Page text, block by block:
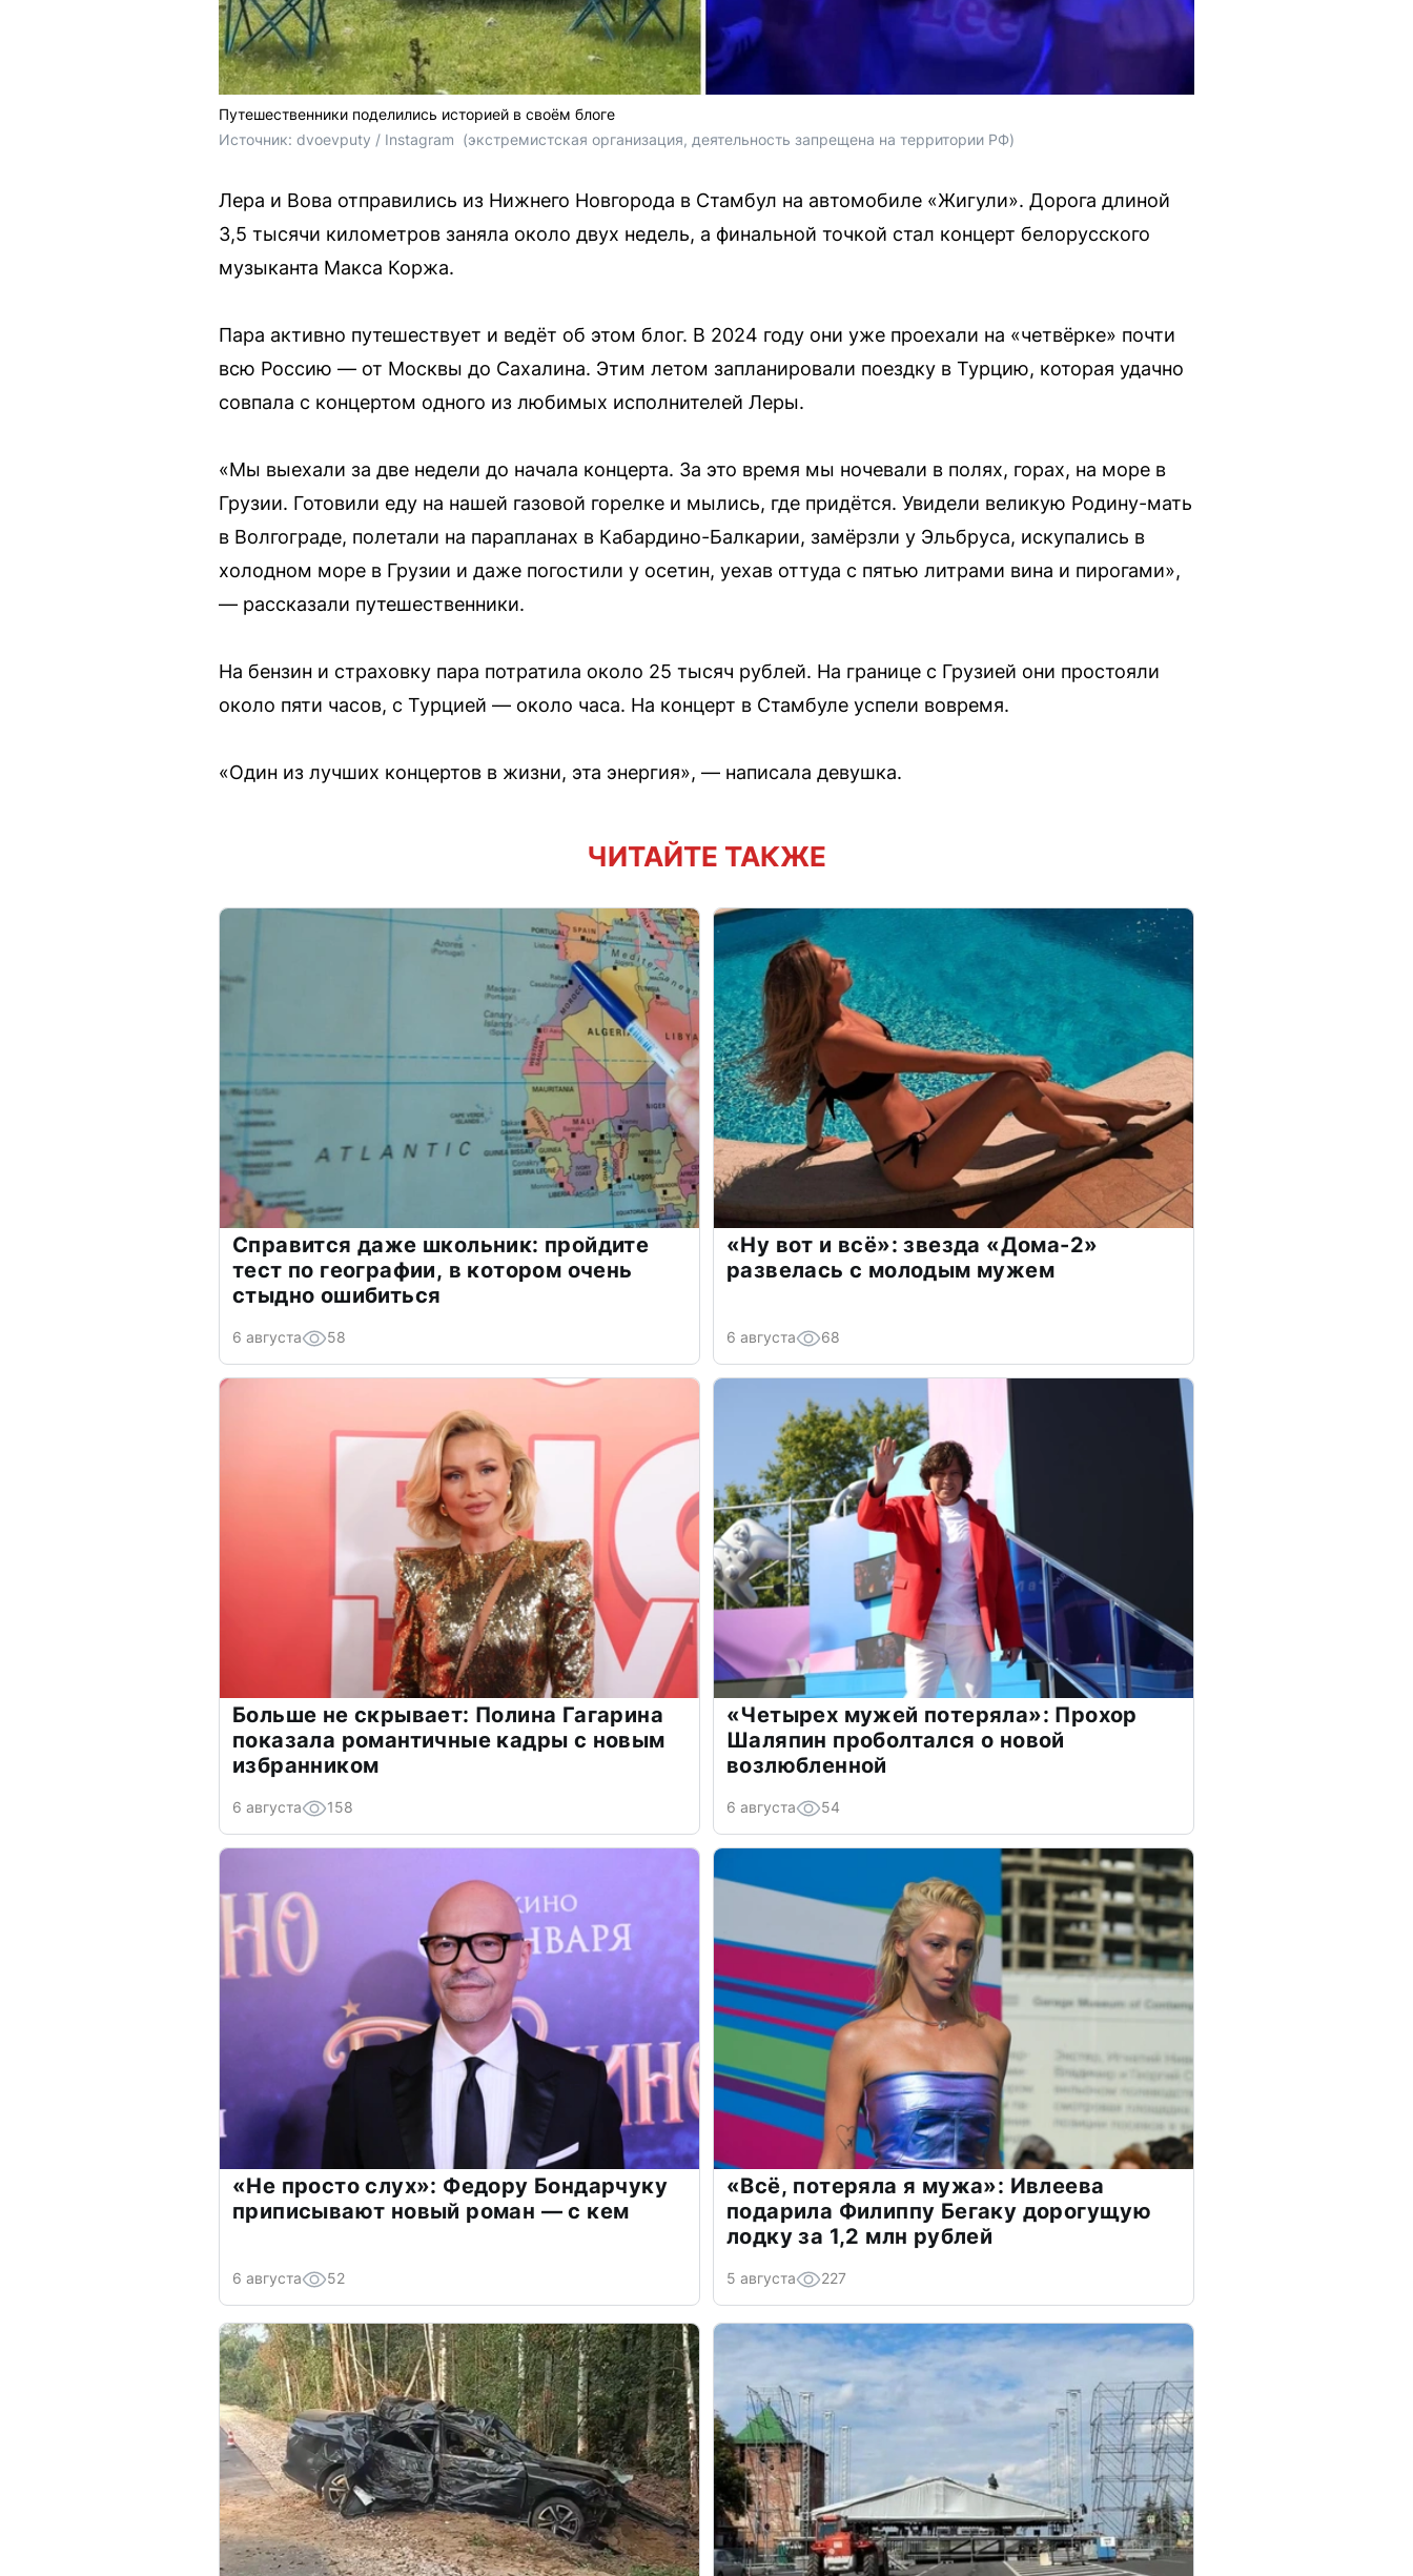
Путешественники поделились историей в своём блоге
Источник: dvoevputy / Instagram (экстремистская организация, деятельность запрещена на территории РФ)
Лера и Вова отправились из Нижнего Новгорода в Стамбул на автомобиле «Жигули». Дорога длиной
3,5 тысячи километров заняла около двух недель, а финальной точкой стал концерт белорусского
музыканта Макса Коржа.
Пара активно путешествует и ведёт об этом блог. В 2024 году они уже проехали на «четвёрке» почти
всю Россию — от Москвы до Сахалина. Этим летом запланировали поездку в Турцию, которая удачно
совпала с концертом одного из любимых исполнителей Леры.
«Мы выехали за две недели до начала концерта. За это время мы ночевали в полях, горах, на море в
Грузии. Готовили еду на нашей газовой горелке и мылись, где придётся. Увидели великую Родину-мать
в Волгограде, полетали на парапланах в Кабардино-Балкарии, замёрзли у Эльбруса, искупались в
холодном море в Грузии и даже погостили у осетин, уехав оттуда с пятью литрами вина и пирогами»,
— рассказали путешественники.
На бензин и страховку пара потратила около 25 тысяч рублей. На границе с Грузией они простояли
около пяти часов, с Турцией — около часа. На концерт в Стамбуле успели вовремя.
«Один из лучших концертов в жизни, эта энергия», — написала девушка.
ЧИТАЙТЕ ТАКЖЕ
Справится даже школьник: пройдите
тест по географии, в котором очень
стыдно ошибиться
6 августа 58
«Ну вот и всё»: звезда «Дома-2»
развелась с молодым мужем
6 августа 68
Больше не скрывает: Полина Гагарина
показала романтичные кадры с новым
избранником
6 августа 158
«Четырех мужей потеряла»: Прохор
Шаляпин проболтался о новой
возлюбленной
6 августа 54
«Не просто слух»: Федору Бондарчуку
приписывают новый роман — с кем
6 августа 52
«Всё, потеряла я мужа»: Ивлеева
подарила Филиппу Бегаку дорогущую
лодку за 1,2 млн рублей
5 августа 227